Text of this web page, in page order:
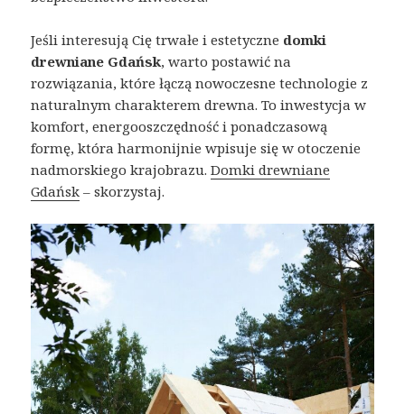
Jeśli interesują Cię trwałe i estetyczne domki
drewniane Gdańsk, warto postawić na
rozwiązania, które łączą nowoczesne technologie z
naturalnym charakterem drewna. To inwestycja w
komfort, energooszczędność i ponadczasową
formę, która harmonijnie wpisuje się w otoczenie
nadmorskiego krajobrazu.Domki drewniane
Gdańsk – skorzystaj.